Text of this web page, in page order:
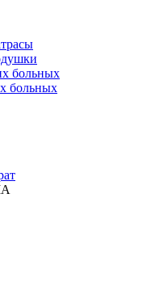
больных
больных